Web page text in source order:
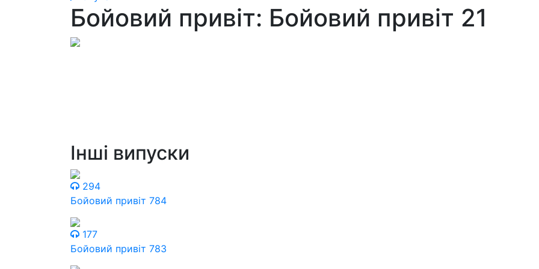
Бойовий привіт: Бойовий привіт 21
Інші випуски
294
Бойовий привіт 784
177
Бойовий привіт 783